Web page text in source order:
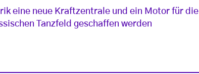
eine neue Kraftzentrale und ein Motor für die
Tanzfeld geschaffen werden